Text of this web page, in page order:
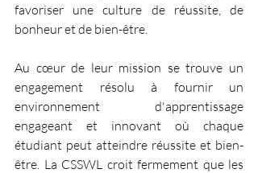
favoriser une culture de réussite, de
bonheur et de bien-être.
Au cœur de leur mission se trouve un
engagement résolu à fournir un
environnement d'apprentissage
engageant et innovant où chaque
étudiant peut atteindre réussite et bien-
être. La CSSWL croit fermement que les